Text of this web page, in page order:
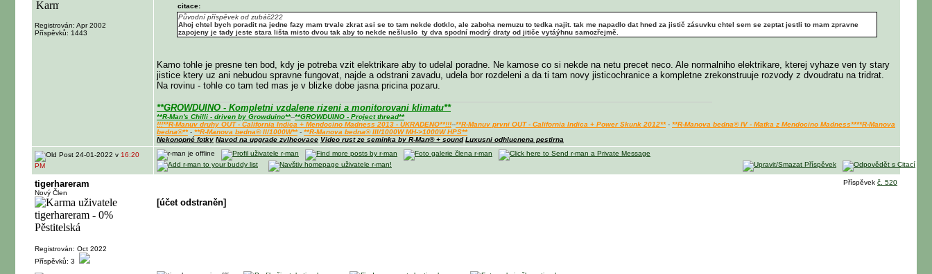
Registrován: Apr 2002
Příspěvků: 1443
citace:
Původní příspěvek od zubáč222
Ahoj chtel bych poradit na jedne fazy mam trvale zkrat asi se to tam nekde dotklo, ale zaboha nemuzu to tedka najit. tak me napadlo dat hned za jistič zásuvku chtel sem se zeptat jestli to mam zpravne
zapojeny je tady jeste stara lišta misto dvou tak aby to nekde nešluslo ty dva spodní modrý draty od jitiče vytáýhnu samozřejmě.
Kamo tohle je presne ten bod, kdy je potreba vzit elektrikare aby to udelal poradne. Ne kamose co si nekde na netu precet neco. Ale normalniho elektrikare, kterej vyhaze ven ty stary
jistice ktery uz ani nebudou spravne fungovat, najde a odstrani zavadu, udela bor rozdeleni a da ti tam novy jisticochranice a kompletne zrekonstruuje rozvody z dvoudratu na tridrat.
Na rovinu - tohle co tam ted mas je v blizke dobe jasna pricina pozaru.
**GROWDUINO - Kompletni vzdalene rizeni a monitorovani klimatu**
**R-Man's Chilli - driven by Growduino**--**GROWDUINO - Project thread**
!!!**R-Manuv druhy OUT - California Indica + Mendocino Madness 2013 - UKRADENO**!!!--**R-Manuv prvni OUT - California Indica + Power Skunk 2012**- **R-Manova bedna® IV - Matka z Mendocino Madness****R-Manova
bedna®**- **R-Manova bedna® II/1000W**- **R-Manova bedna® III/1000W MH->1000W HPS**
Nekonopné fotky Navod na upgrade zvlhcovace Video rust ze seminka by R-Man® + sound Luxusni odhlucnena pestirna
24-01-2022 v 16:20
PM
tigerhareram
Nový Člen
Registrován: Oct 2022
Příspěvků: 3
Příspěvek č. 520
[účet odstraněn]